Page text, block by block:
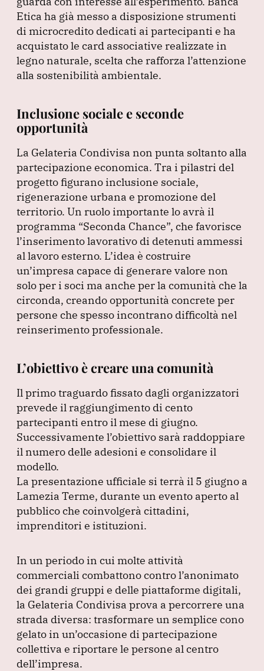
Etica ha già messo a disposizione strumenti
di microcredito dedicati ai partecipanti e ha
acquistato le card associative realizzate in
legno naturale, scelta che rafforza l’attenzione
alla sostenibilità ambientale.
Inclusione sociale e seconde
opportunità
La Gelateria Condivisa non punta soltanto alla
partecipazione economica. Tra i pilastri del
progetto figurano inclusione sociale,
rigenerazione urbana e promozione del
territorio. Un ruolo importante lo avrà il
programma “Seconda Chance”, che favorisce
l’inserimento lavorativo di detenuti ammessi
al lavoro esterno. L’idea è costruire
un’impresa capace di generare valore non
solo per i soci ma anche per la comunità che la
circonda, creando opportunità concrete per
persone che spesso incontrano difficoltà nel
reinserimento professionale.
L’obiettivo è creare una comunità
Il primo traguardo fissato dagli organizzatori
prevede il raggiungimento di cento
partecipanti entro il mese di giugno.
Successivamente l’obiettivo sarà raddoppiare
il numero delle adesioni e consolidare il
modello.
La presentazione ufficiale si terrà il 5 giugno a
Lamezia Terme, durante un evento aperto al
pubblico che coinvolgerà cittadini,
imprenditori e istituzioni.
In un periodo in cui molte attività
commerciali combattono contro l’anonimato
dei grandi gruppi e delle piattaforme digitali,
la Gelateria Condivisa prova a percorrere una
strada diversa: trasformare un semplice cono
gelato in un’occasione di partecipazione
collettiva e riportare le persone al centro
dell’impresa.